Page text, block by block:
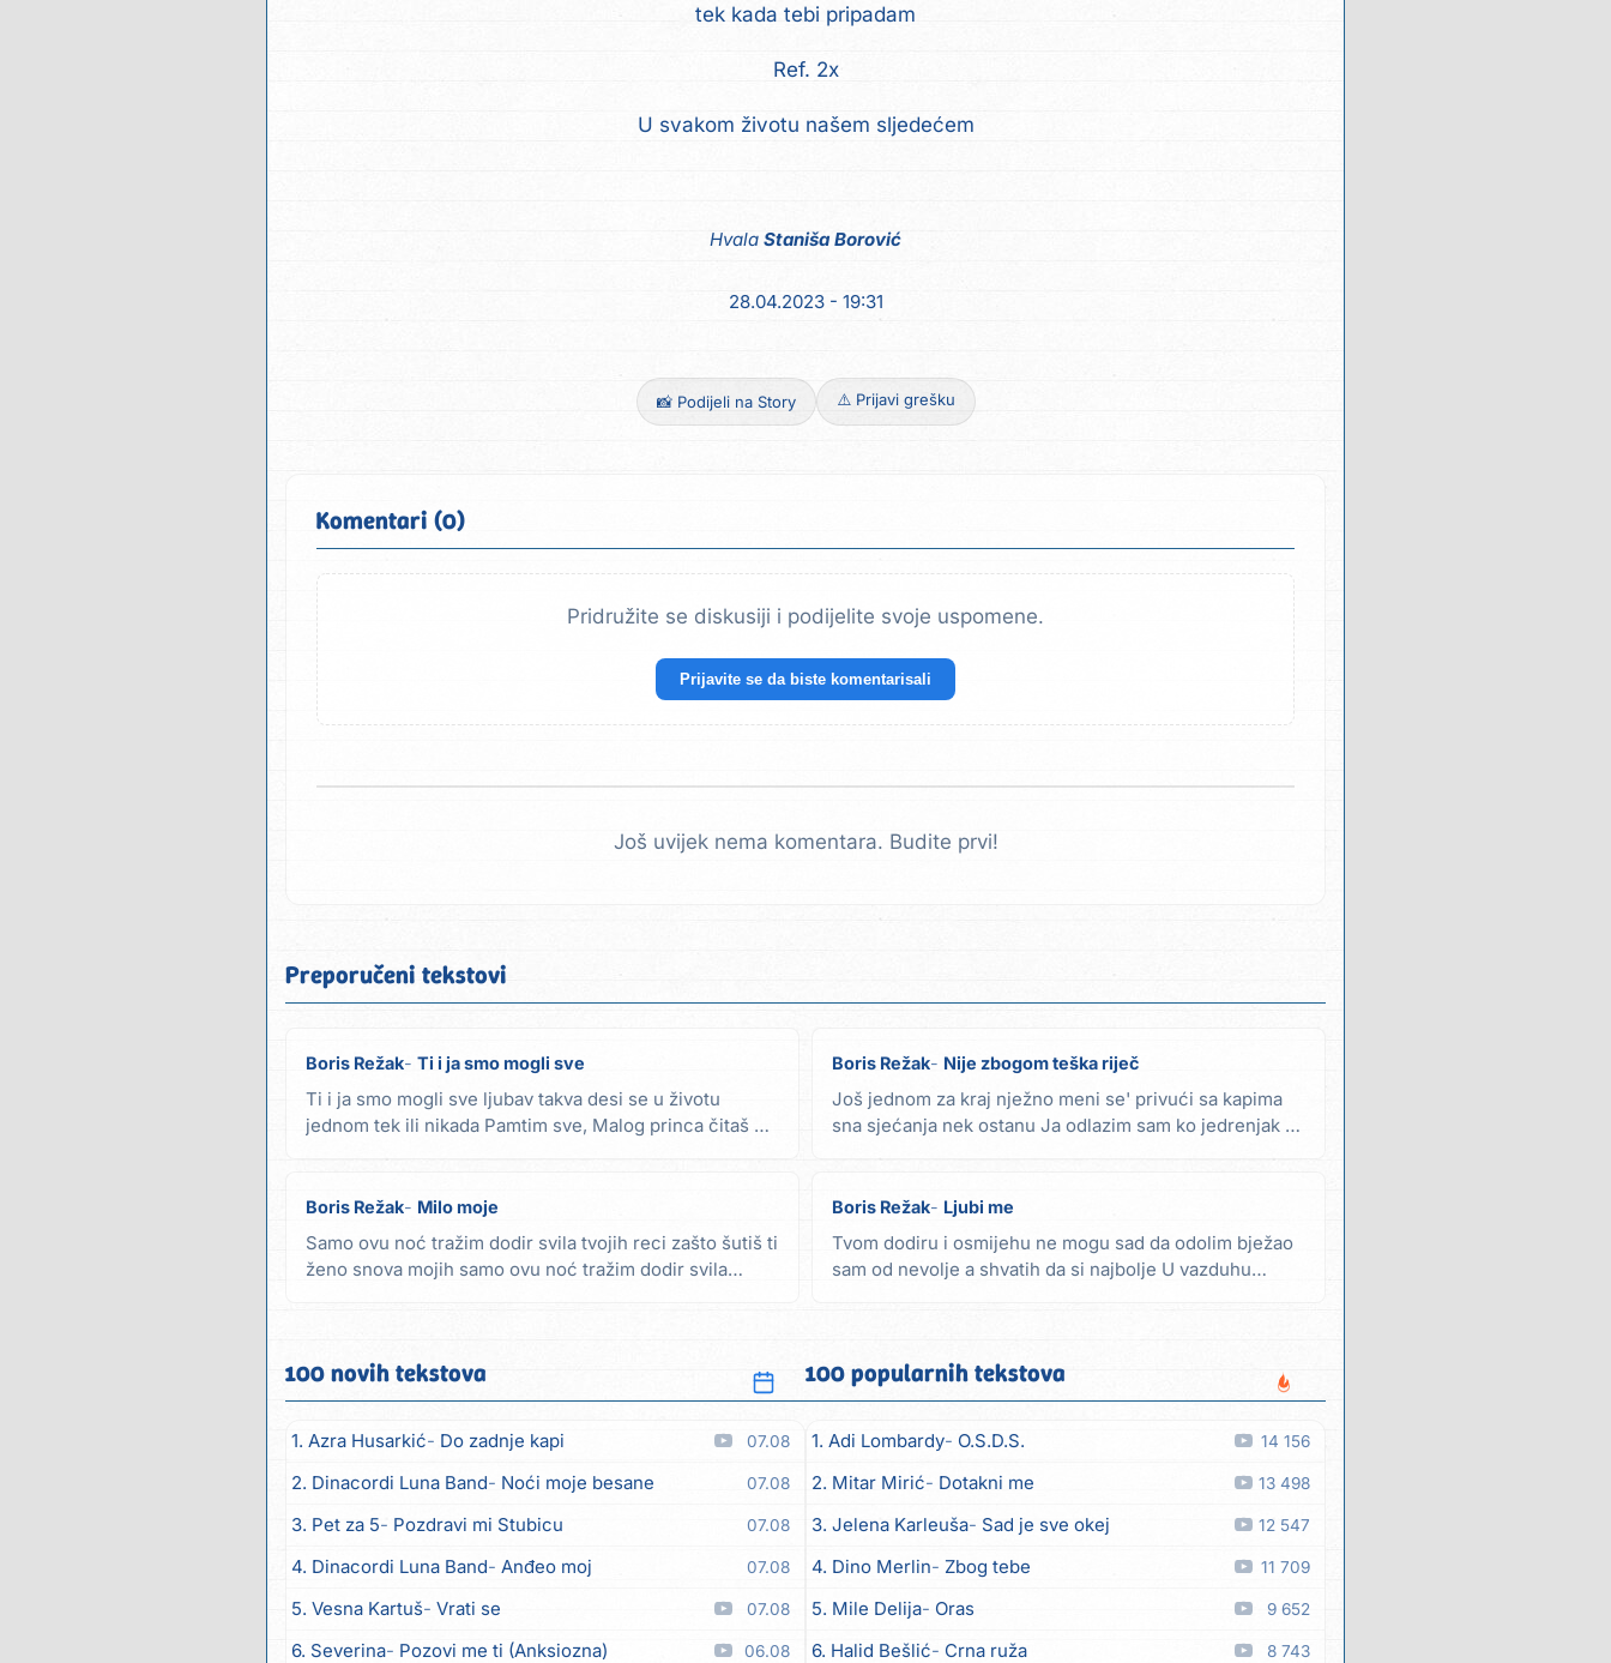
tek kada tebi pripadam
Ref. 2x
U svakom životu našem sljedećem
Hvala Staniša Borović
28.04.2023 - 19:31
📸 Podijeli na Story ⚠️ Prijavi grešku
Komentari (0)
Pridružite se diskusiji i podijelite svoje uspomene.
Prijavite se da biste komentarisali
Još uvijek nema komentara. Budite prvi!
Preporučeni tekstovi
Boris Režak Ti i ja smo mogli sve
Ti i ja smo mogli sve ljubav takva desi se u životu
jednom tek ili nikada Pamtim sve, Malog princa čitaš mi
Boris Režak Nije zbogom teška riječ
Još jednom za kraj nježno meni se' privući sa kapima
sna sjećanja nek ostanu Ja odlazim sam ko jedrenjak u
Boris Režak Milo moje
Samo ovu noć tražim dodir svila tvojih reci zašto šutiš ti
ženo snova mojih samo ovu noć tražim dodir svila
Boris Režak Ljubi me
Tvom dodiru i osmijehu ne mogu sad da odolim bježao
sam od nevolje a shvatih da si najbolje U vazduhu
100 novih tekstova
1. Azra Husarkić Do zadnje kapi 07.08
2. Dinacordi Luna Band Noći moje besane 07.08
3. Pet za 5 Pozdravi mi Stubicu 07.08
4. Dinacordi Luna Band Anđeo moj 07.08
5. Vesna Kartuš Vrati se 07.08
6. Severina Pozovi me ti (Anksiozna) 06.08
100 popularnih tekstova
1. Adi Lombardy O.S.D.S. 14 156
2. Mitar Mirić Dotakni me 13 498
3. Jelena Karleuša Sad je sve okej 12 547
4. Dino Merlin Zbog tebe 11 709
5. Mile Delija Oras 9 652
6. Halid Bešlić Crna ruža 8 743